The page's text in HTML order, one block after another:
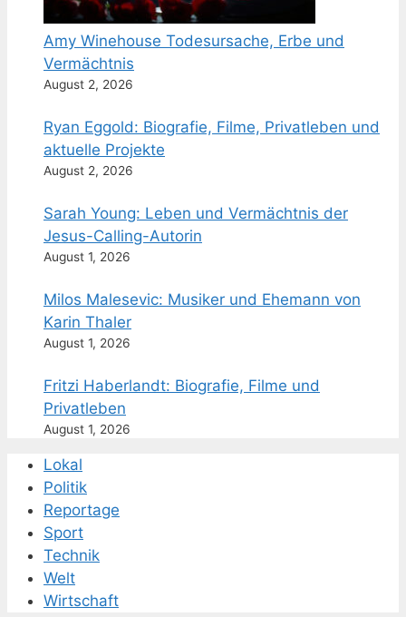
Amy Winehouse Todesursache, Erbe und
Vermächtnis
August 2, 2026
Ryan Eggold: Biografie, Filme, Privatleben und
aktuelle Projekte
August 2, 2026
Sarah Young: Leben und Vermächtnis der
Jesus-Calling-Autorin
August 1, 2026
Milos Malesevic: Musiker und Ehemann von
Karin Thaler
August 1, 2026
Fritzi Haberlandt: Biografie, Filme und
Privatleben
August 1, 2026
Lokal
Politik
Reportage
Sport
Technik
Welt
Wirtschaft